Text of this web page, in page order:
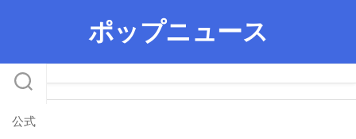
ポップニュース
公式